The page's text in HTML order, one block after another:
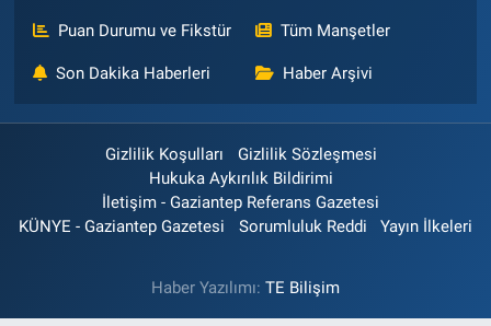
Puan Durumu ve Fikstür Tüm Manşetler
Son Dakika Haberleri Haber Arşivi
Gizlilik Koşulları
Gizlilik Sözleşmesi
Hukuka Aykırılık Bildirimi
İletişim - Gaziantep Referans Gazetesi
KÜNYE - Gaziantep Gazetesi
Sorumluluk Reddi Yayın İlkeleri
Haber Yazılımı: TE Bilişim